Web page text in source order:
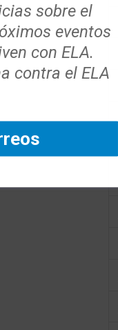
sobre el
eventos
con ELA.
contra el ELA